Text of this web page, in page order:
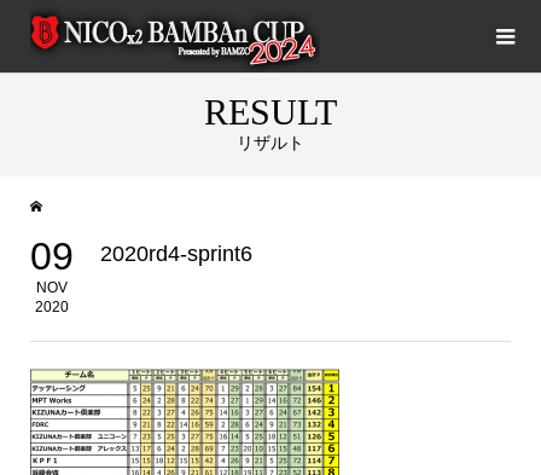
RESULT
リザルト
09
NOV
2020
2020rd4-sprint6